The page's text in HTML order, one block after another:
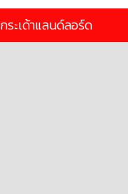
ระเด้าแลนด์ลอร์ด